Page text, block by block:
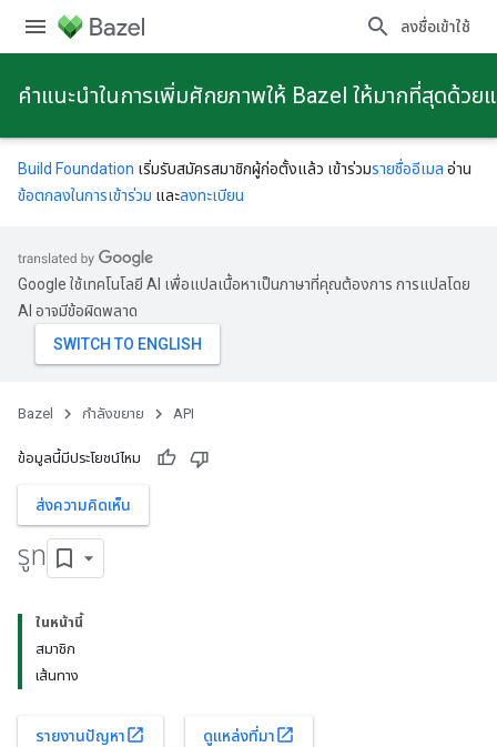
ลงชื่อเข้าใช้
คําแนะนําในการเพิ่มศักยภาพให้ Bazel ให้มากที่สุดด้ว
Build Foundation เริ่มรับสมัครสมาชิกผู้ก่อตั้งแล้ว เข้าร่วมรายชื่ออีเมล อ่าน
ข้อตกลงในการเข้าร่วม และลงทะเบียน
Google ใช้เทคโนโลยี AI เพื่อแปลเนื้อหาเป็นภาษาที่คุณต้องการ การแปลโดย
AI อาจมีข้อผิดพลาด
Bazel กําลังขยาย API
ข้อมูลนี้มีประโยชน์ไหม
ส่งความคิดเห็น
รูท
ในหน้านี้
สมาชิก
เส้นทาง
รายงานปัญหาopen_in_new ดูแหล่งที่มาopen_in_new